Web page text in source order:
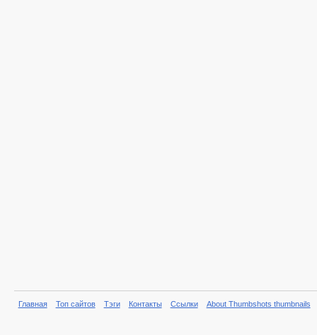
Главная Топ сайтов Тэги Контакты Ссылки About Thumbshots thumbnails